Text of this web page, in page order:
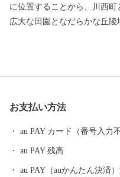
に位置することから、川西町
広大な田園となだらかな丘陵
盛んで、県内では庄内平野
00,000本のダリアを咲かせ、
時期まで開園しています。
います。
お支払い方法
au PAY カード（番号入力不
au PAY 残高
au PAY（auかんたん決済